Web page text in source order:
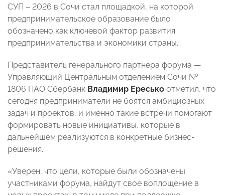
СУП – 2026 в Сочи стал площадкой, на которой
предпринимательское образование было
обозначено как ключевой фактор развития
предпринимательства и экономики страны.
Представитель генерального партнера форума —
Управляющий Центральным отделением Сочи №
1806 ПАО Сбербанк Владимир Ересько отметил, что
сегодня предприниматели не боятся амбициозных
задач и проектов, и именно такие встречи помогают
формировать новые инициативы, которые в
дальнейшем реализуются в конкретные бизнес-
решения.
«Уверен, что цели, которые были обозначены
участниками форума, найдут свое воплощение в